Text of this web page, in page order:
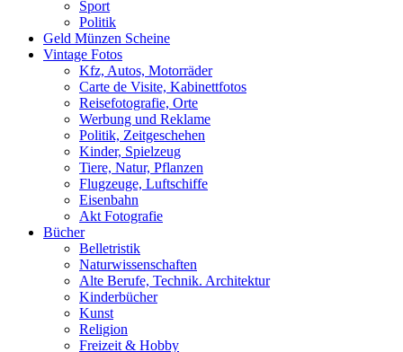
Sport
Politik
Geld Münzen Scheine
Vintage Fotos
Kfz, Autos, Motorräder
Carte de Visite, Kabinettfotos
Reisefotografie, Orte
Werbung und Reklame
Politik, Zeitgeschehen
Kinder, Spielzeug
Tiere, Natur, Pflanzen
Flugzeuge, Luftschiffe
Eisenbahn
Akt Fotografie
Bücher
Belletristik
Naturwissenschaften
Alte Berufe, Technik. Architektur
Kinderbücher
Kunst
Religion
Freizeit & Hobby